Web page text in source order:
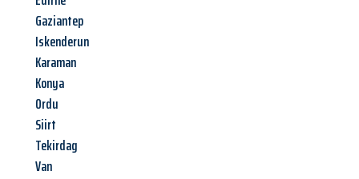
Gaziantep
Iskenderun
Karaman
Konya
Ordu
Siirt
Tekirdag
Van